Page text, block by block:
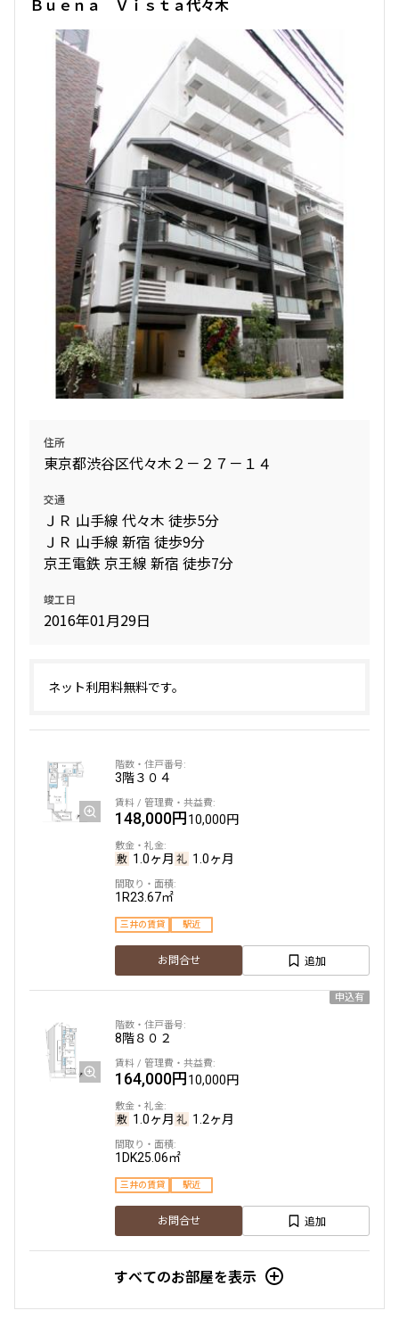
Ｂｕｅｎａ Ｖｉｓｔａ代々木
住所
東京都渋谷区代々木２－２７－１４
交通
ＪＲ 山手線 代々木 徒歩5分
ＪＲ 山手線 新宿 徒歩9分
京王電鉄 京王線 新宿 徒歩7分
竣工日
2016年01月29日
ネット利用料無料です。
3階３０４
148,000円10,000円
1.0ヶ月 1.0ヶ月
1R23.67㎡
三井の賃貸 駅近
お問合せ 追加
申込有
8階８０２
164,000円10,000円
1.0ヶ月 1.2ヶ月
1DK25.06㎡
三井の賃貸 駅近
お問合せ 追加
すべてのお部屋を表示